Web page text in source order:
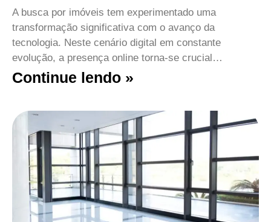
A busca por imóveis tem experimentado uma
transformação significativa com o avanço da
tecnologia. Neste cenário digital em constante
evolução, a presença online torna-se crucial…
Continue lendo »